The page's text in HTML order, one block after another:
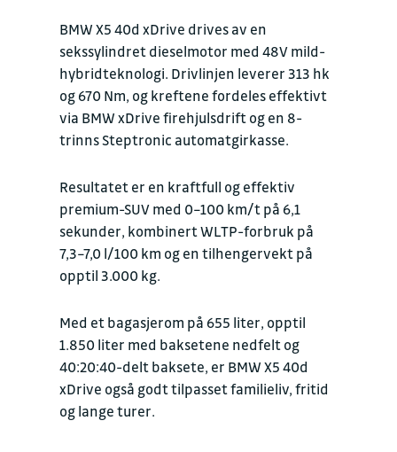
BMW X5 40d xDrive drives av en
sekssylindret dieselmotor med 48V mild-
hybridteknologi. Drivlinjen leverer 313 hk
og 670 Nm, og kreftene fordeles effektivt
via BMW xDrive firehjulsdrift og en 8-
trinns Steptronic automatgirkasse.
Resultatet er en kraftfull og effektiv
premium-SUV med 0–100 km/t på 6,1
sekunder, kombinert WLTP-forbruk på
7,3–7,0 l/100 km og en tilhengervekt på
opptil 3.000 kg.
Med et bagasjerom på 655 liter, opptil
1.850 liter med baksetene nedfelt og
40:20:40-delt baksete, er BMW X5 40d
xDrive også godt tilpasset familieliv, fritid
og lange turer.